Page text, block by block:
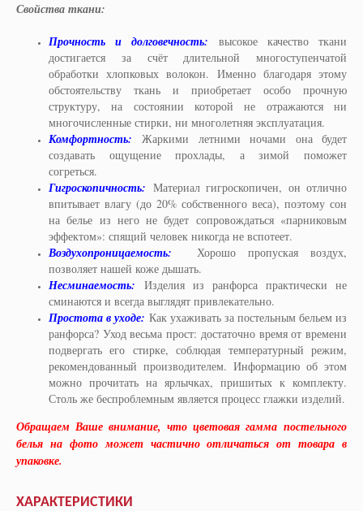
Свойства ткани:
Прочность и долговечность: высокое качество ткани
достигается за счёт длительной многоступенчатой
обработки хлопковых волокон. Именно благодаря этому
обстоятельству ткань и приобретает особо прочную
структуру, на состоянии которой не отражаются ни
многочисленные стирки, ни многолетняя эксплуатация.
Комфортность:Жаркими летними ночами она будет
создавать ощущение прохлады, а зимой поможет
согреться.
Гигроскопичность: Материал гигроскопичен, он отлично
впитывает влагу (до 20% собственного веса), поэтому сон
на белье из него не будет сопровождаться «парниковым
эффектом»: спящий человек никогда не вспотеет.
Воздухопроницаемость: Хорошо пропуская воздух,
позволяет нашей коже дышать.
Несминаемость: Изделия из ранфорса практически не
сминаются и всегда выглядят привлекательно.
Простота в уходе: Как ухаживать за постельным бельем из
ранфорса? Уход весьма прост: достаточно время от времени
подвергать его стирке, соблюдая температурный режим,
рекомендованный производителем. Информацию об этом
можно прочитать на ярлычках, пришитых к комплекту.
Столь же беспроблемным является процесс глажки изделий.​
Обращаем Ваше внимание, что цветовая гамма постельного
белья на фото может частично отличаться от товара в
упаковке.
ХАРАКТЕРИСТИКИ